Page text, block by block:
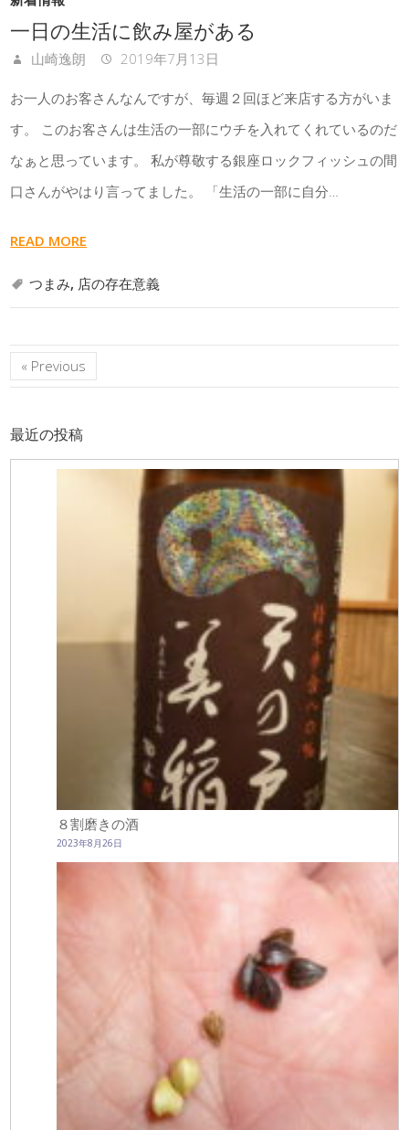
一日の生活に飲み屋がある
山崎逸朗 2019年7月13日
お一人のお客さんなんですが、毎週２回ほど来店する方がいま
す。 このお客さんは生活の一部にウチを入れてくれているのだ
なぁと思っています。 私が尊敬する銀座ロックフィッシュの間
口さんがやはり言ってました。 「生活の一部に自分…
READ MORE
つまみ, 店の存在意義
« Previous
最近の投稿
８割磨きの酒
2023年8月26日